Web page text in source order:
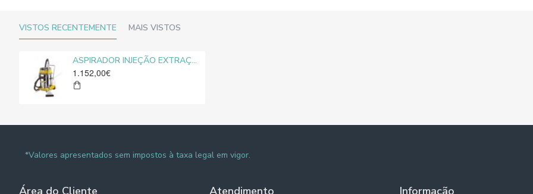
VISTOS RECENTEMENTE MAIS VISTOS
ASPIRADOR INJEÇÃO EXTRAÇÃO M 26 CEME
1.152,00€
*Valores apresentados sem impostos à taxa legal em vigor.
Área do Cliente Atendimento Informação